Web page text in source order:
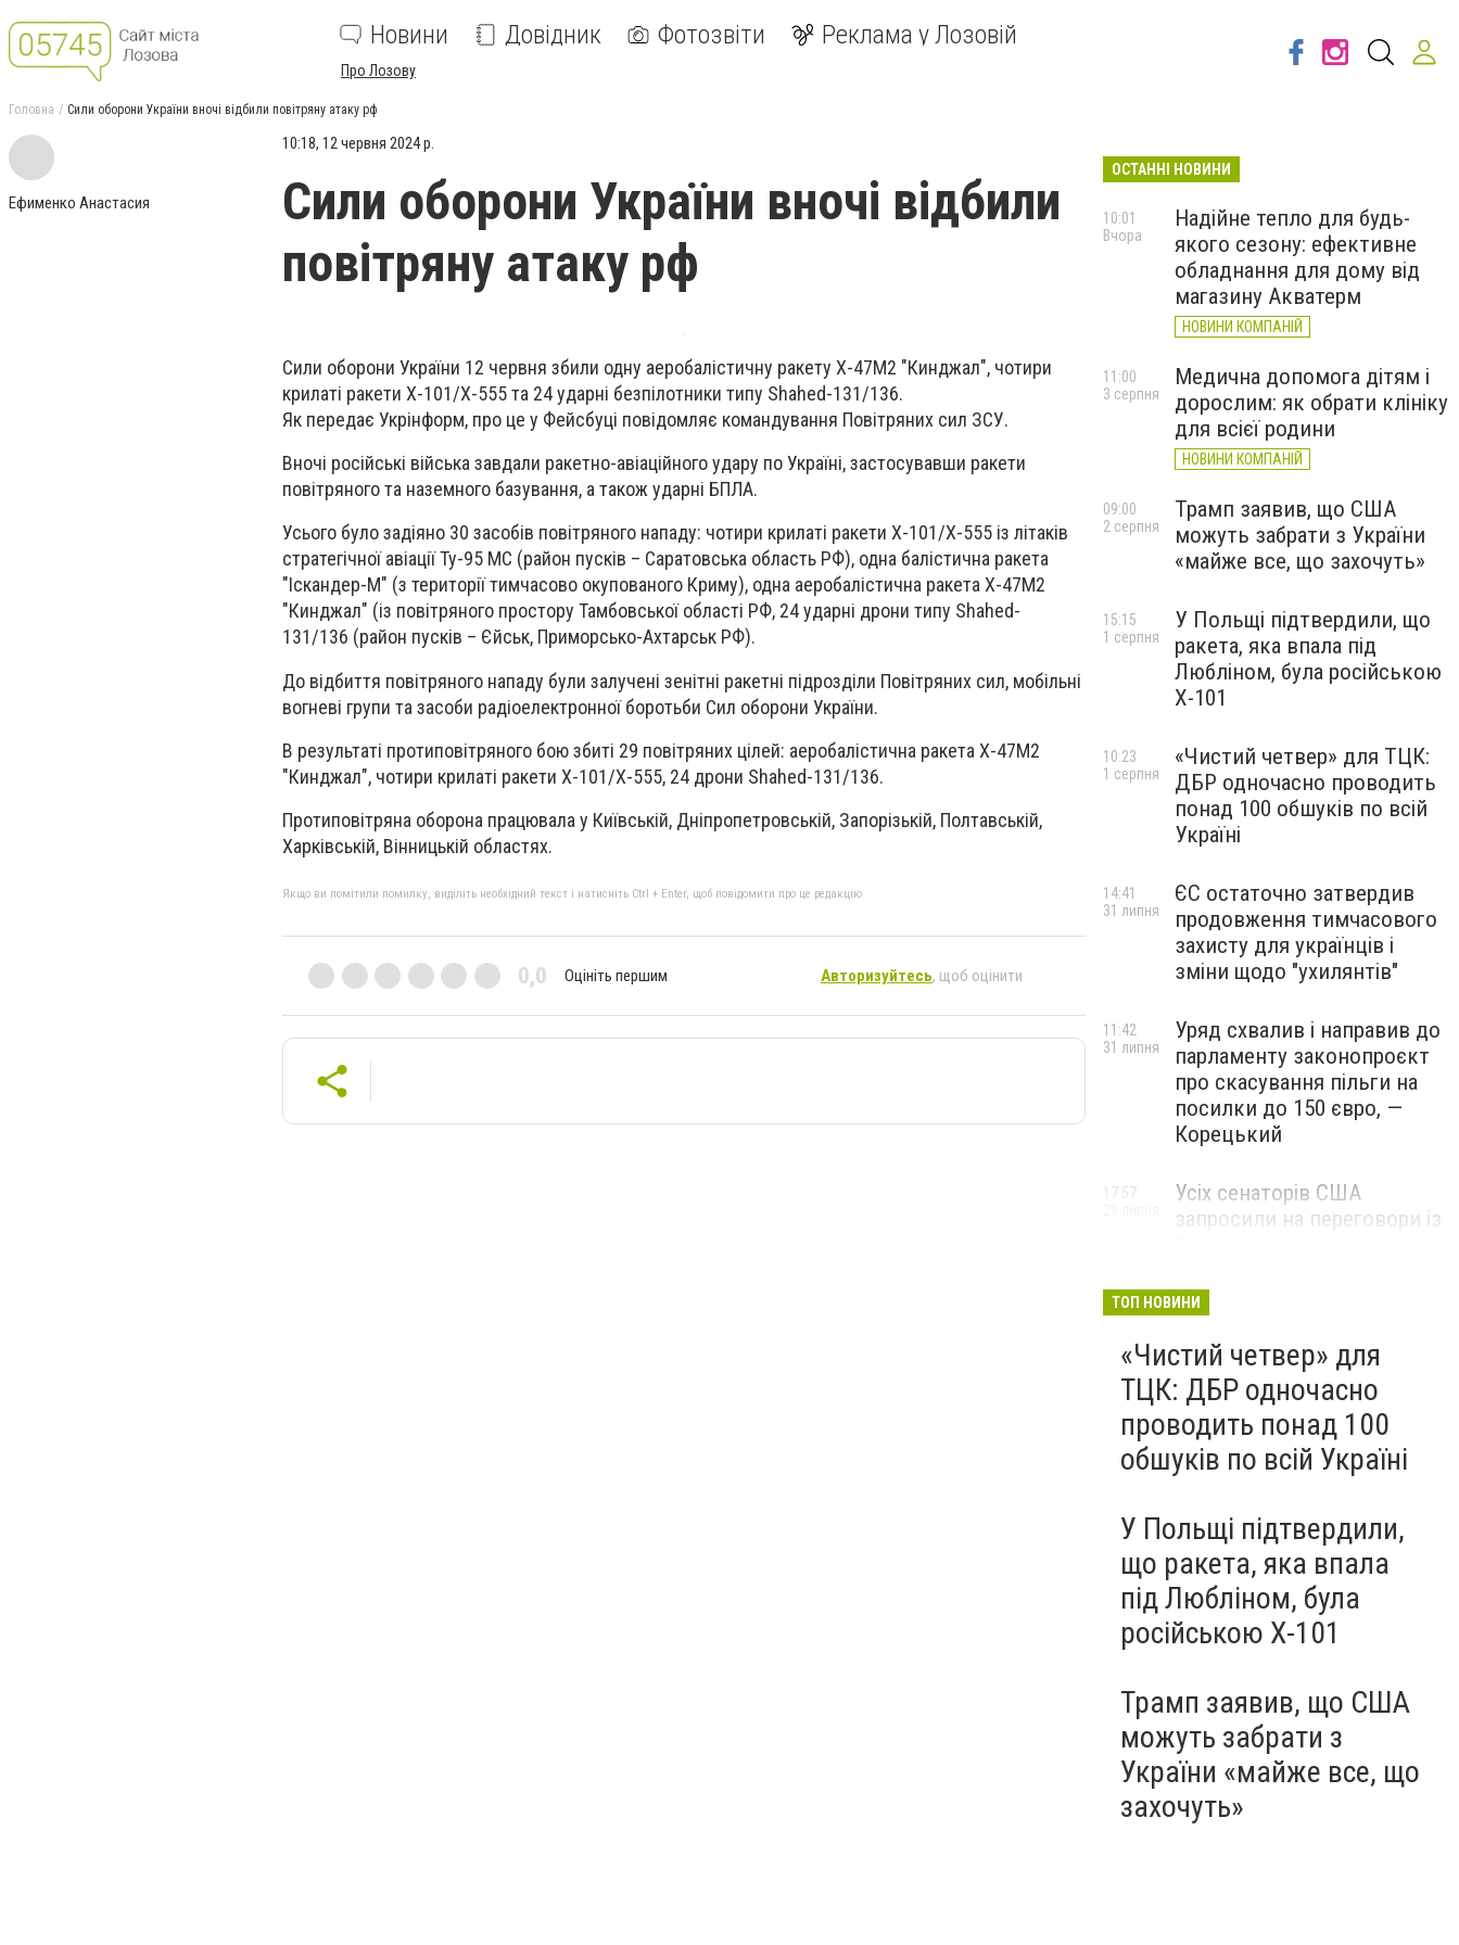
Новини Довідник Фотозвіти Реклама у Лозовій
Про Лозову
Головна Сили оборони України вночі відбили повітряну атаку рф
Ефименко Анастасия
10:18, 12 червня 2024 р.
Сили оборони України вночі відбили
повітряну атаку рф
Сили оборони України 12 червня збили одну аеробалістичну ракету Х-47М2 "Кинджал", чотири
крилаті ракети Х-101/Х-555 та 24 ударні безпілотники типу Shahed-131/136.
Як передає Укрінформ, про це у Фейсбуці повідомляє командування Повітряних сил ЗСУ.
Вночі російські війська завдали ракетно-авіаційного удару по Україні, застосувавши ракети
повітряного та наземного базування, а також ударні БПЛА.
Усього було задіяно 30 засобів повітряного нападу: чотири крилаті ракети Х-101/Х-555 із літаків
стратегічної авіації Ту-95 МС (район пусків – Саратовська область РФ), одна балістична ракета
"Іскандер-М" (з території тимчасово окупованого Криму), одна аеробалістична ракета Х-47М2
"Кинджал" (із повітряного простору Тамбовської області РФ, 24 ударні дрони типу Shahed-
131/136 (район пусків – Єйськ, Приморсько-Ахтарськ РФ).
До відбиття повітряного нападу були залучені зенітні ракетні підрозділи Повітряних сил, мобільні
вогневі групи та засоби радіоелектронної боротьби Сил оборони України.
В результаті протиповітряного бою збиті 29 повітряних цілей: аеробалістична ракета Х-47М2
"Кинджал", чотири крилаті ракети Х-101/Х-555, 24 дрони Shahed-131/136.
Протиповітряна оборона працювала у Київській, Дніпропетровській, Запорізькій, Полтавській,
Харківській, Вінницькій областях.
Якщо ви помітили помилку, виділіть необхідний текст і натисніть Ctrl + Enter, щоб повідомити про це редакцію
0,0 Оцініть першим Авторизуйтесь, щоб оцінити
ОСТАННІ НОВИНИ
Надійне тепло для будь-
якого сезону: ефективне
обладнання для дому від
магазину Акватерм
НОВИНИ КОМПАНІЙ
10:01
Вчора
Медична допомога дітям і
дорослим: як обрати клініку
для всієї родини
НОВИНИ КОМПАНІЙ
11:00
3 серпня
Трамп заявив, що США
можуть забрати з України
«майже все, що захочуть»
09:00
2 серпня
У Польщі підтвердили, що
ракета, яка впала під
Любліном, була російською
Х-101
15:15
1 серпня
«Чистий четвер» для ТЦК:
ДБР одночасно проводить
понад 100 обшуків по всій
Україні
10:23
1 серпня
ЄС остаточно затвердив
продовження тимчасового
захисту для українців і
зміни щодо "ухилянтів"
14:41
31 липня
Уряд схвалив і направив до
парламенту законопроєкт
про скасування пільги на
посилки до 150 євро, —
Корецький
11:42
31 липня
Усіх сенаторів США
запросили на переговори із
Росії, – The Hill
17:57
ТОП НОВИНИ
«Чистий четвер» для
ТЦК: ДБР одночасно
проводить понад 100
обшуків по всій Україні
У Польщі підтвердили,
що ракета, яка впала
під Любліном, була
російською Х-101
Трамп заявив, що США
можуть забрати з
України «майже все, що
захочуть»